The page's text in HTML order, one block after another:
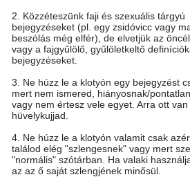
2. Közzéteszünk faji és szexuális tárgyú
bejegyzéseket (pl. egy zsidóvicc vagy
beszólás még elfér), de elvetjük az
vagy a fajgyűlölő, gyűlöletkeltő
bejegyzéseket.
3. Ne húzz le a klotyón egy bejegyzést
mert nem ismered, hiányosnak/
vagy nem értesz vele egyet. Arra ott
hüvelykujjad.
4. Ne húzz le a klotyón valamit csak
találod elég "szlengesnek" vagy mert
"normális" szótárban. Ha valaki
az az ő saját szlengjének minősül.